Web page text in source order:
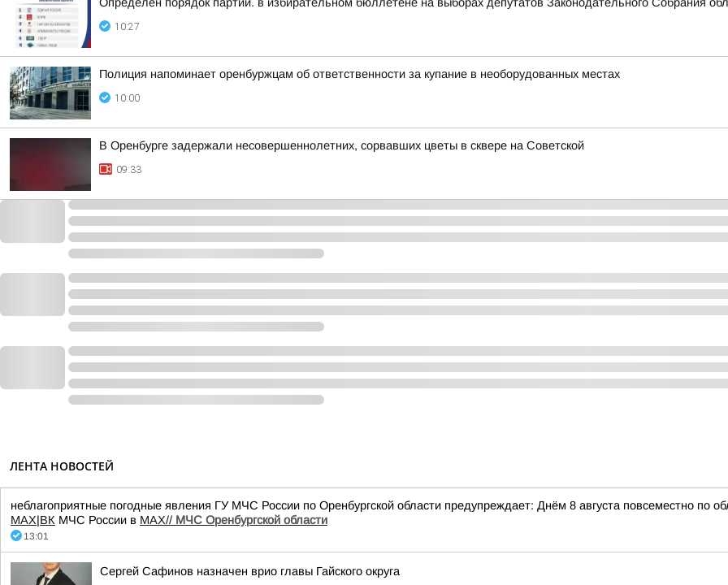
10:27
Полиция напоминает оренбуржцам об ответственности за купание в необорудованных местах
10:00
В Оренбурге задержали несовершеннолетних, сорвавших цветы в сквере на Советской
09:33
ЛЕНТА НОВОСТЕЙ
неблагоприятные погодные явления ГУ МЧС России по Оренбургской области предупреждает: Днём 8 августа повсеместно по
MAX|ВК МЧС России в MAX// МЧС Оренбургской области
13:01
Сергей Сафинов назначен врио главы Гайского округа